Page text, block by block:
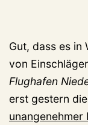
Gut, dass es in
von
Flughafen
erst gestern
unangenehmer